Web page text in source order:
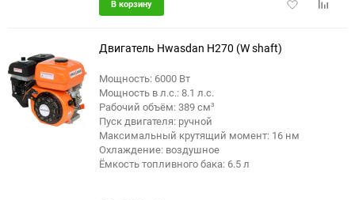
В корзину
Двигатель Hwasdan H270 (W shaft)
Мощность: 6000 Вт
Мощность в л.с.: 8.1 л.с.
Рабочий объём: 389 см³
Пуск двигателя: ручной
Максимальный крутящий момент: 16 нм
Охлаждение: воздушное
Ёмкость топливного бака: 6.5 л